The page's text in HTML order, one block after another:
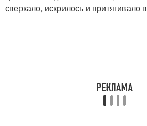
сверкало, искрилось и притягивало